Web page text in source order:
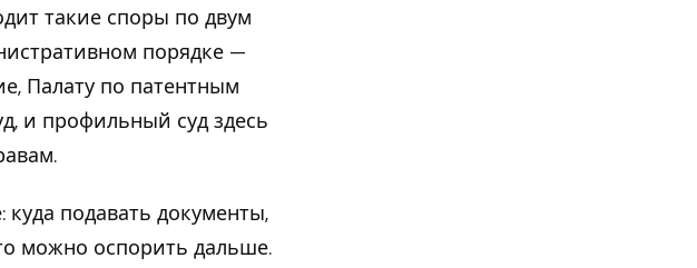
такие споры по двум
порядке —
Палату по патентным
и профильный суд здесь
подавать документы,
можно оспорить дальше.